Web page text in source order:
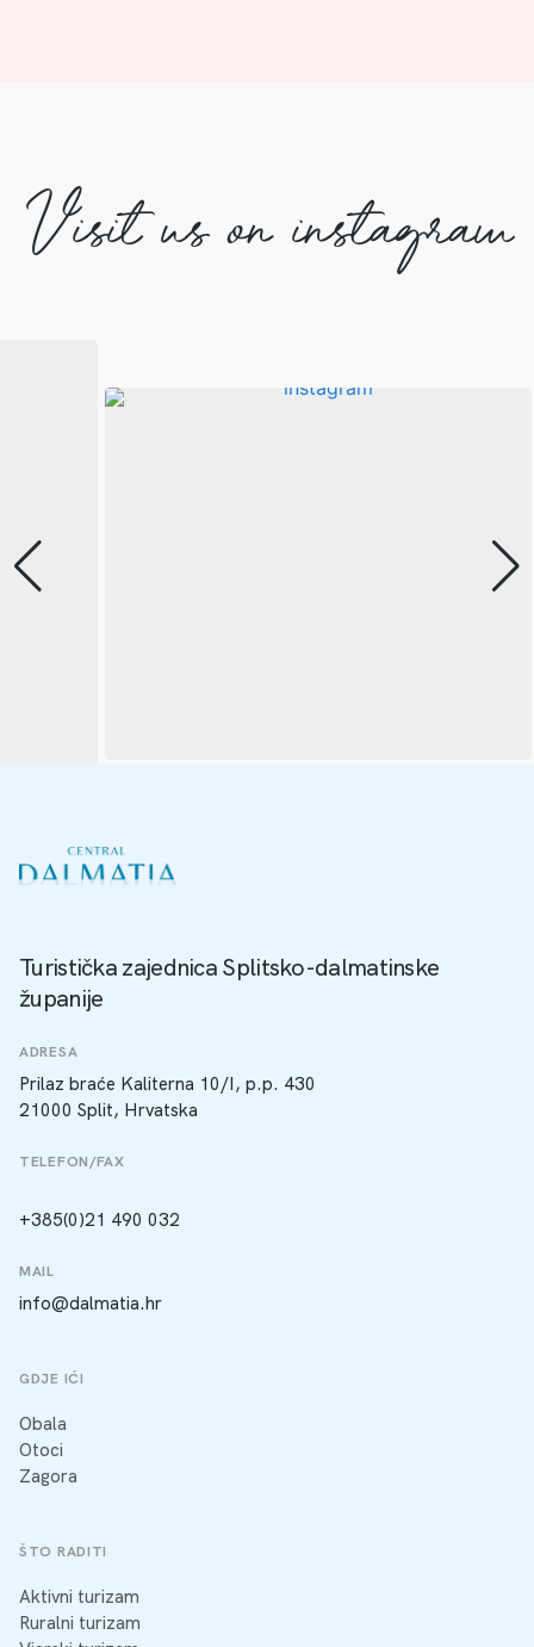
Visit us on instagram
Turistička zajednica Splitsko-dalmatinske
županije
ADRESA
Prilaz braće Kaliterna 10/I, p.p. 430
21000 Split, Hrvatska
TELEFON/FAX
+385(0)21 490 032
MAIL
info@dalmatia.hr
GDJE IĆI
Obala
Otoci
Zagora
ŠTO RADITI
Aktivni turizam
Ruralni turizam